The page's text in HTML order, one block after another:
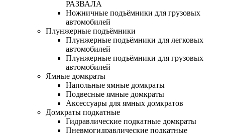
РАЗВАЛА
Ножничные подъёмники для грузовых
автомобилей
Плунжерные подъёмники
Плунжерные подъёмники для легковых
автомобилей
Плунжерные подъёмники для грузовых
автомобилей
Ямные домкраты
Напольные ямные домкраты
Подвесные ямные домкраты
Аксессуары для ямных домкратов
Домкраты подкатные
Гидравлические подкатные домкраты
Пневмогидравлические подкатные